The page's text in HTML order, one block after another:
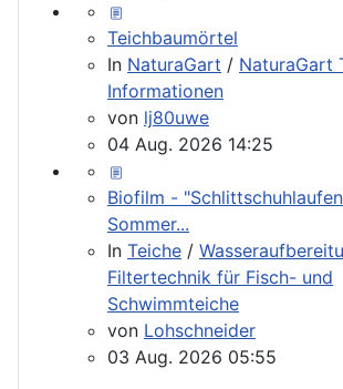
Teichbaumörtel
In NaturaGart / NaturaGart
Informationen
von lj80uwe
04 Aug. 2026 14:25
Biofilm -
Sommer...
In Teiche /
Filtertechnik für Fisch- und
Schwimmteiche
von Lohschneider
03 Aug. 2026 05:55